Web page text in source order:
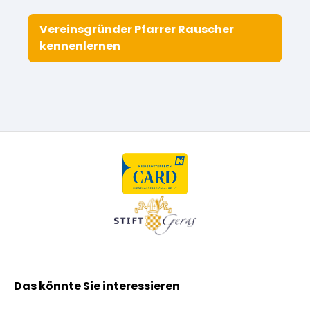
Vereinsgründer Pfarrer Rauscher
kennenlernen
Das könnte Sie interessieren